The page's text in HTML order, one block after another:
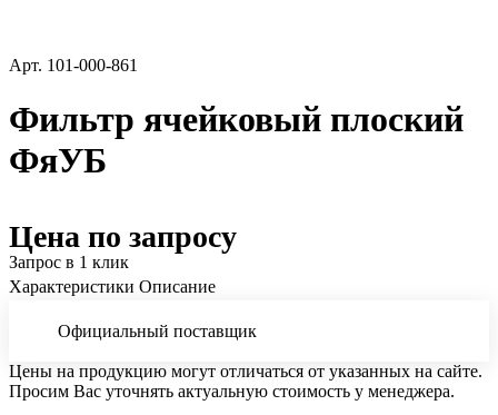
Арт. 101-000-861
Фильтр ячейковый плоский
ФяУБ
Цена по запросу
Запрос в 1 клик
Характеристики Описание
Официальный поставщик
Цены на продукцию могут отличаться от указанных на сайте.
Просим Вас уточнять актуальную стоимость у менеджера.